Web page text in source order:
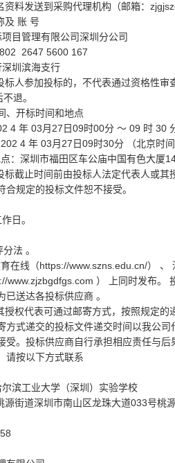
资料发送到采购代理机构（邮箱：
及 账 号
项目管理有限公司深圳分公司
2647 5600 167
深圳滨海支行
标人参加投标的，不代表通过资格性审
退。
、开标时间和地点
4 年 03月27日09时00分 ～ 09 时 30
202 4 年 03月27日09时30分
（北京时
：深圳市福田区车公庙中国有色大厦
标截止时间前由投标人法定代表人或
规定的投标文件恕不接受。
日。
分法 。
在线（https://www.szns.edu.cn/） 、
www.zjzbgdfgs.com ） 上同时发布。
已送达各投标供应商 。
授权代表可通过邮寄方式，按照规定
方式递交的投标文件递交时间以我公
受。投标供应商自行承担相应责任与
请按以下方式联系
滨工业大学（深圳）实验学校
源街道深圳市南山区龙珠大道033号桃